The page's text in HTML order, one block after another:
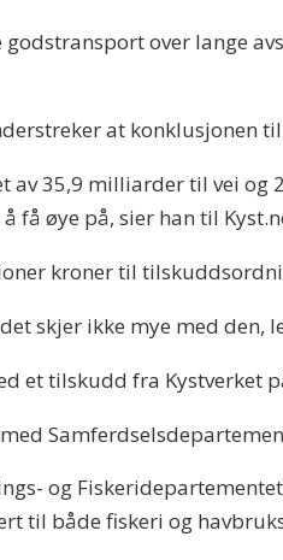
over lange
at konklusjonen
av 35,9 milliarder til vei
få øye på, sier han til
kroner til
skjer ikke mye med den,
et tilskudd fra Kystverket
og
til både fiskeri og